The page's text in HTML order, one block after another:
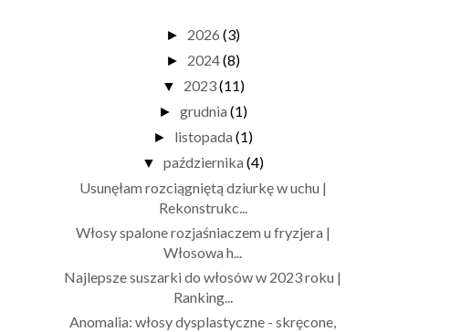
► 2026 (3)
► 2024(8)
▼ 2023(11)
► grudnia (1)
► listopada (1)
▼ października (4)
Usunęłam rozciągniętą dziurkę w uchu |
Rekonstrukc...
Włosy spalone rozjaśniaczem u fryzjera |
Włosowa h...
Najlepsze suszarki do włosów w 2023 roku |
Ranking...
Anomalia: włosy dysplastyczne - skręcone,